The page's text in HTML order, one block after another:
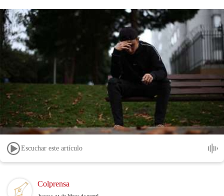
Escuchar este artículo
Image Colprensa